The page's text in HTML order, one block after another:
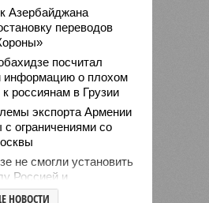
Азербайджана
переводов
посчитал
информацию о плохом
россиянам в Грузии
экспорта Армении
с ограничениями со
не смогли установить
Россией и
кризисом в Сеуте
НОВОСТИ